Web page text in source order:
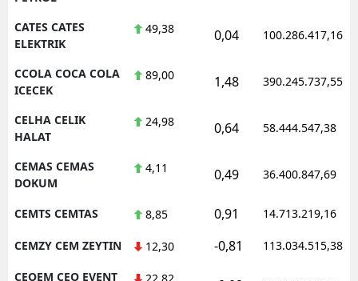
CATES CATES
ELEKTRIK
49,38 0,04 100.286.417,16
CCOLA COCA COLA
ICECEK
89,00 1,48 390.245.737,55
CELHA CELIK
HALAT
24,98 0,64 58.444.547,38
CEMAS CEMAS
DOKUM
4,11 0,49 36.400.847,69
CEMTS CEMTAS 8,85 0,91 14.713.219,16
CEMZY CEM ZEYTIN 12,30 -0,81 113.034.515,38
CEOEM CEO EVENT